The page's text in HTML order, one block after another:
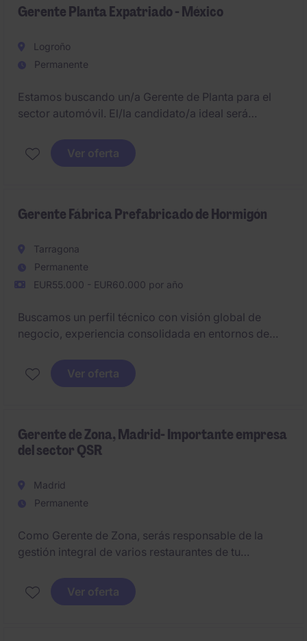
normativo, actuando como interlocutor con
Gerente Planta Expatriado - México
Logroño
Permanente
Estamos buscando un/a Gerente de Planta para el
sector automóvil. El/la candidato/a ideal será
tamaño medio y volverá después a la central en
España.
Ver oferta
Gerente Fábrica Prefabricado de Hormigón
Tarragona
Permanente
EUR55.000 - EUR60.000 por año
Buscamos un perfil técnico con visión global de
negocio, experiencia consolidada en entornos de
liderazgo en fases de crecimiento.
Ver oferta
Gerente de Zona, Madrid- Importante empresa
del sector QSR
Madrid
Permanente
Como Gerente de Zona, serás responsable de la
gestión integral de varios restaurantes de tu
de los estándares operativos, alcanzar los objetivos
de ventas y rentabilidad, y desarrollar a los equipos
Ver oferta